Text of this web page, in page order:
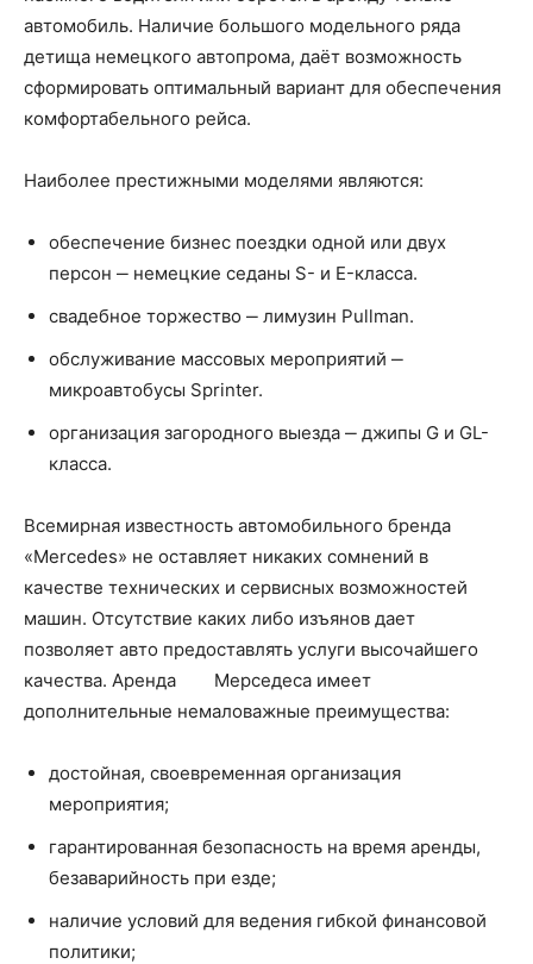
автомобиль. Наличие большого модельного ряда
детища немецкого автопрома, даёт возможность
сформировать оптимальный вариант для обеспечения
комфортабельного рейса.
Наиболее престижными моделями являются:
обеспечение бизнес поездки одной или двух
персон ‒ немецкие седаны S- и E-класса.
свадебное торжество ‒ лимузин Pullman.
обслуживание массовых мероприятий ‒
микроавтобусы Sprinter.
организация загородного выезда ‒ джипы G и GL-
класса.
Всемирная известность автомобильного бренда
«Mercedes» не оставляет никаких сомнений в
качестве технических и сервисных возможностей
машин. Отсутствие каких либо изъянов дает
позволяет авто предоставлять услуги высочайшего
качества. Аренда Мерседеса имеет
дополнительные немаловажные преимущества:
достойная, своевременная организация
мероприятия;
гарантированная безопасность на время аренды,
безаварийность при езде;
наличие условий для ведения гибкой финансовой
политики;